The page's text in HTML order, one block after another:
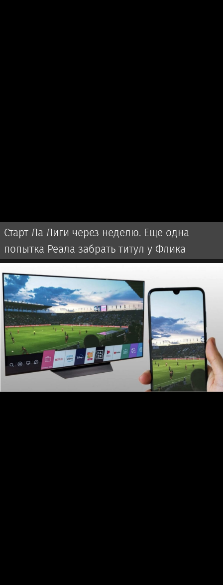
Старт Ла Лиги через неделю. Еще одна
попытка Реала забрать титул у Флика